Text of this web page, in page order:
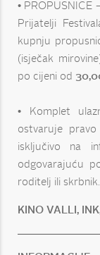
• PROPUSNICE
Prijatelji
kupnju
(isječak
po cijeni od
• Komplet
ostvaruje
isključivo na
odgovarajuću
roditelj ili skrbnik.
KINO VALLI,